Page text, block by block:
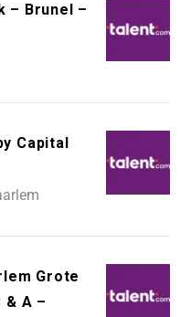
– Brunel –
Capital
Grote
& A –